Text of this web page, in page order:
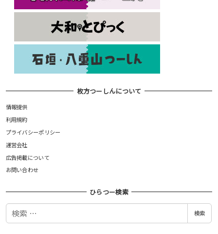
枚方つーしんについて
情報提供
利用規約
プライバシーポリシー
運営会社
広告掲載について
お問い合わせ
ひらつー検索
検
検索